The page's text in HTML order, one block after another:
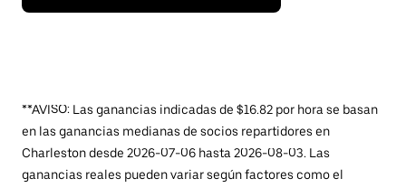
**AVISO: Las ganancias indicadas de $16.82 por hora se basan
en las ganancias medianas de socios repartidores en
Charleston desde 2026-07-06 hasta 2026-08-03. Las
ganancias reales pueden variar según factores como el